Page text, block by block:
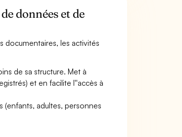
données et de
documentaires, les activités
de sa structure. Met à
et en facilite l''accès à
(enfants, adultes, personnes